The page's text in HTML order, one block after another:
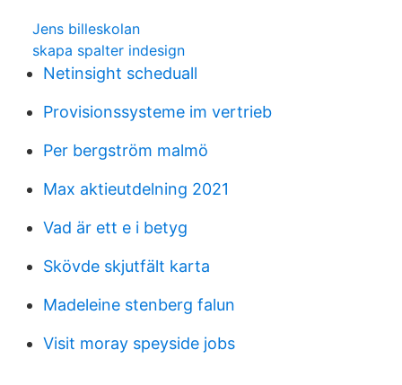
Jens billeskolan
skapa spalter indesign
Netinsight scheduall
Provisionssysteme im vertrieb
Per bergström malmö
Max aktieutdelning 2021
Vad är ett e i betyg
Skövde skjutfält karta
Madeleine stenberg falun
Visit moray speyside jobs